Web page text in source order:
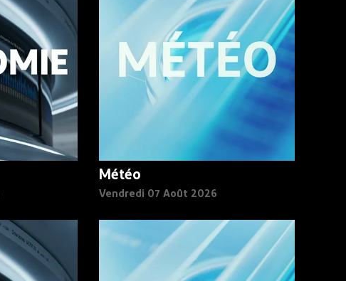
Météo
Vendredi 07 Août 2026